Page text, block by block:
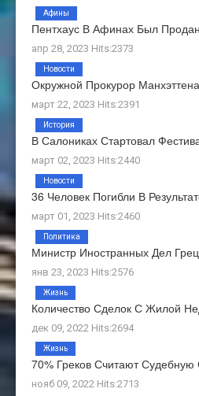
Пентхаус В Афинах Был
апр 28, 2023 Hits:2373
Афины
Окружной Прокурор
март 22, 2023 Hits:2391
Новости
В Салониках Стартовал
март 02, 2023 Hits:2440
История
36 Человек Погибли В
март 01, 2023 Hits:2460
Новости
Министр Иностранных Дел
янв 23, 2023 Hits:2576
Политика
Количество Сделок С Жилой
дек 09, 2022 Hits:2694
Жизнь
70% Греков Считают
нояб 09, 2022 Hits:2713
Жизнь